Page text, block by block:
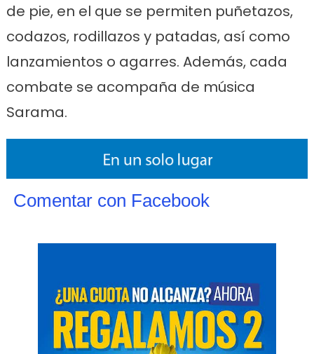
de pie, en el que se permiten puñetazos,
codazos, rodillazos y patadas, así como
lanzamientos o agarres. Además, cada
combate se acompaña de música
Sarama.
Comentar con Facebook